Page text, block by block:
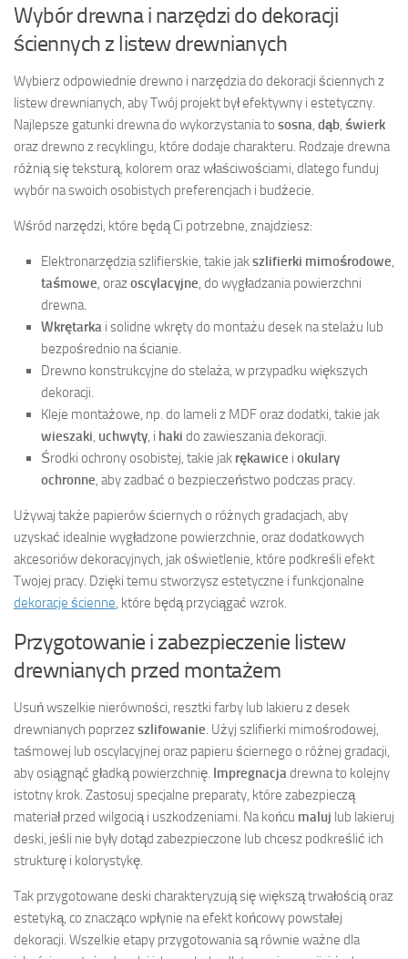
Wybór drewna i narzędzi do dekoracji
ściennych z listew drewnianych
Wybierz odpowiednie drewno i narzędzia do dekoracji ściennych z
listew drewnianych, aby Twój projekt był efektywny i estetyczny.
Najlepsze gatunki drewna do wykorzystania to sosna dąb świerk
oraz drewno z recyklingu, które dodaje charakteru. Rodzaje drewna
różnią się teksturą, kolorem oraz właściwościami, dlatego funduj
wybór na swoich osobistych preferencjach i budżecie.
Wśród narzędzi, które będą Ci potrzebne, znajdziesz:
Elektronarzędzia szlifierskie, takie jakszlifierki mimośrodowe
taśmowe , orazoscylacyjne , do wygładzania powierzchni
drewna.
Wkrętarka i solidne wkręty do montażu desek na stelażu lub
bezpośrednio na ścianie.
Drewno konstrukcyjne do stelaża, w przypadku większych
dekoracji.
Kleje montażowe, np. do lameli z MDF oraz dodatki, takie jak
wieszaki uchwyty , i haki do zawieszania dekoracji.
Środki ochrony osobistej, takie jak rękawice i okulary
ochronne , aby zadbać o bezpieczeństwo podczas pracy.
Używaj także papierów ściernych o różnych gradacjach, aby
uzyskać idealnie wygładzone powierzchnie, oraz dodatkowych
akcesoriów dekoracyjnych, jak oświetlenie, które podkreśli efekt
Twojej pracy. Dzięki temu stworzysz estetyczne i funkcjonalne
dekoracje ścienne , które będą przyciągać wzrok.
Przygotowanie i zabezpieczenie listew
drewnianych przed montażem
Usuń wszelkie nierówności, resztki farby lub lakieru z desek
drewnianych poprzezszlifowanie . Użyj szlifierki mimośrodowej,
taśmowej lub oscylacyjnej oraz papieru ściernego o różnej gradacji,
aby osiągnąć gładką powierzchnię. Impregnacja drewna to kolejny
istotny krok. Zastosuj specjalne preparaty, które zabezpieczą
materiał przed wilgocią i uszkodzeniami. Na końcu maluj lub lakieruj
deski, jeśli nie były dotąd zabezpieczone lub chcesz podkreślić ich
strukturę i kolorystykę.
Tak przygotowane deski charakteryzują się większą trwałością oraz
estetyką, co znacząco wpłynie na efekt końcowy powstałej
dekoracji. Wszelkie etapy przygotowania są równie ważne dla